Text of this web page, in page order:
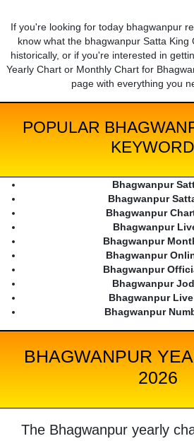
If you're looking for today bhagwanpur
know what the bhagwanpur Satta King
historically, or if you're interested in
Yearly Chart or Monthly Chart for
page with everything you
POPULAR
Bhagwanpur
Bhagwanpur
Bhagwanpur
Bhagwanpur
Bhagwanpur
Bhagwanpur
Bhagwanpur
Bhagwanpur
Bhagwanpur
Bhagwanpur
BHAGWANPUR
2026
The Bhagwanpur yearly